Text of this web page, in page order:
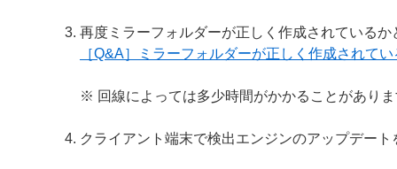
再度ミラーフォルダーが正しく作成されているか
［Q&A］ミラーフォルダーが正しく作成されて
※ 回線によっては多少時間がかかることがあり
クライアント端末で検出エンジンのアップデー